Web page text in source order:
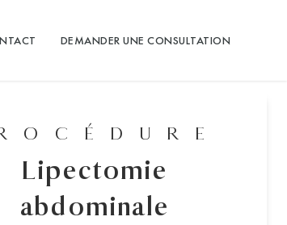
DEMANDER UNE CONSULTATION
Lipectomie
abdominale